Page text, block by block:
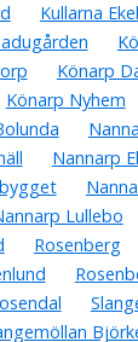
Kullarna
Könarp
Könarp Nyhem
Nannarp
Lullebo
Rosenberg